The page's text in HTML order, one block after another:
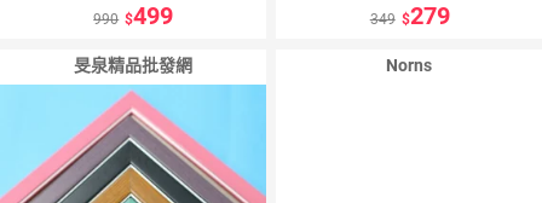
990 499 349 279
旻泉精品批發網 Norns